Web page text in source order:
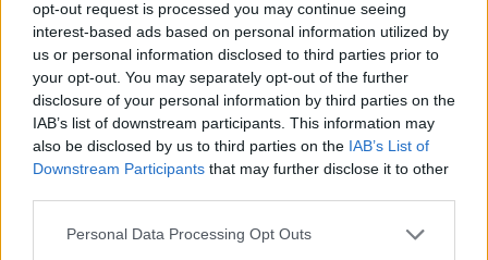
opt-out request is processed you may continue seeing
interest-based ads based on personal information utilized by
us or personal information disclosed to third parties prior to
your opt-out. You may separately opt-out of the further
disclosure of your personal information by third parties on the
IAB’s list of downstream participants. This information may
also be disclosed by us to third parties on the IAB’s List of
Downstream Participants that may further disclose it to other
Please note that this website/app uses one or more Google
Personal Data Processing Opt Outs